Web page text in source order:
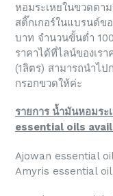
หอมระเหยในขวดตา
สติ๊กเกอร์ในแบรนด์ข
บาท จำนวนขั้นต่ำ
ราคาได้ที่ไลน์ของเร
(1ลิตร) สามารถนำไป
กรอกขวดให้ค่ะ
รายการ น้ำมันหอมร
essential oils
Ajowan essential
Amyris essential oil